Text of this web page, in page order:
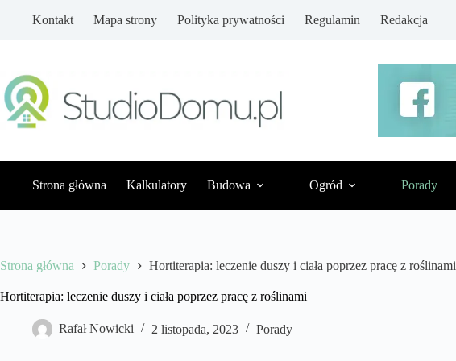
Kontakt Mapa strony Polityka prywatności Regulamin Redakcja
Strona główna Kalkulatory Budowa Ogród Porady
Strona główna Porady Hortiterapia: leczenie duszy i ciała poprzez pracę z roślinami
Hortiterapia: leczenie duszy i ciała poprzez pracę z roślinami
Rafał Nowicki 2 listopada, 2023 Porady